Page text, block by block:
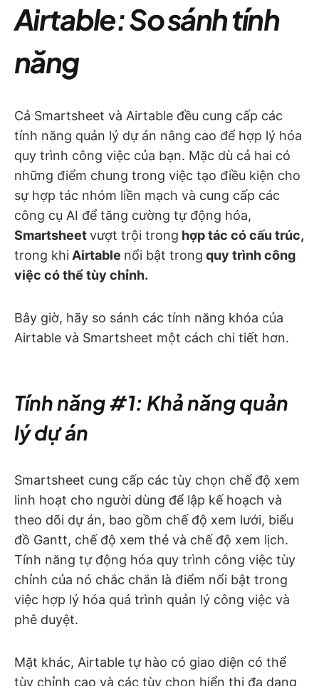
Airtable: So sánh tính
năng
Cả Smartsheet và Airtable đều cung cấp các
tính năng quản lý dự án nâng cao để hợp lý hóa
quy trình công việc của bạn. Mặc dù cả hai có
những điểm chung trong việc tạo điều kiện cho
sự hợp tác nhóm liền mạch và cung cấp các
công cụ AI để tăng cường tự động hóa,
Smartsheetvượt trội trong hợp tác có cấu trúc,
trong khi Airtable nổi bật trong quy trình công
việc có thể tùy chỉnh.
Bây giờ, hãy so sánh các tính năng khóa của
Airtable và Smartsheet một cách chi tiết hơn.
Tính năng #1: Khả năng quản
lý dự án
Smartsheet cung cấp các tùy chọn chế độ xem
linh hoạt cho người dùng để lập kế hoạch và
theo dõi dự án, bao gồm chế độ xem lưới, biểu
đồ Gantt, chế độ xem thẻ và chế độ xem lịch.
Tính năng tự động hóa quy trình công việc tùy
chỉnh của nó chắc chắn là điểm nổi bật trong
việc hợp lý hóa quá trình quản lý công việc và
phê duyệt.
Mặt khác, Airtable tự hào có giao diện có thể
tùy chỉnh cao và các tùy chọn hiển thị đa dạng